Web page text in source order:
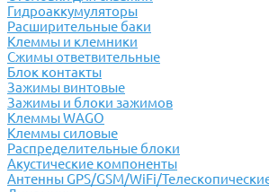
Гидроаккумуляторы
Расширительные баки
Клеммы и клемники
Cжимы ответвительные
Блок контакты
Зажимы винтовые
Зажимы и блоки зажимов
Клеммы WAGO
Клеммы силовые
Распределительные блоки
Акустические компоненты
Антенны GPS/GSM/WiFi/